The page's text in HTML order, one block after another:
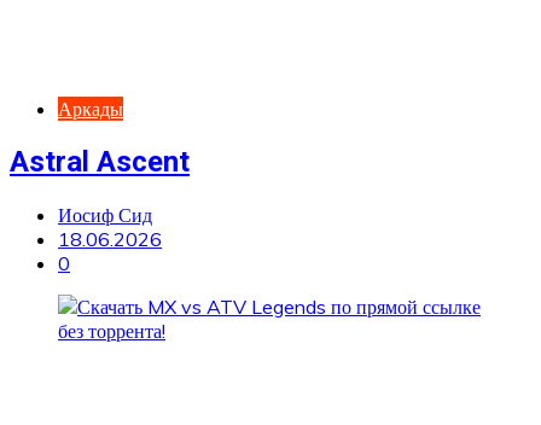
Аркады
Astral Ascent
Иосиф Сид
18.06.2026
0